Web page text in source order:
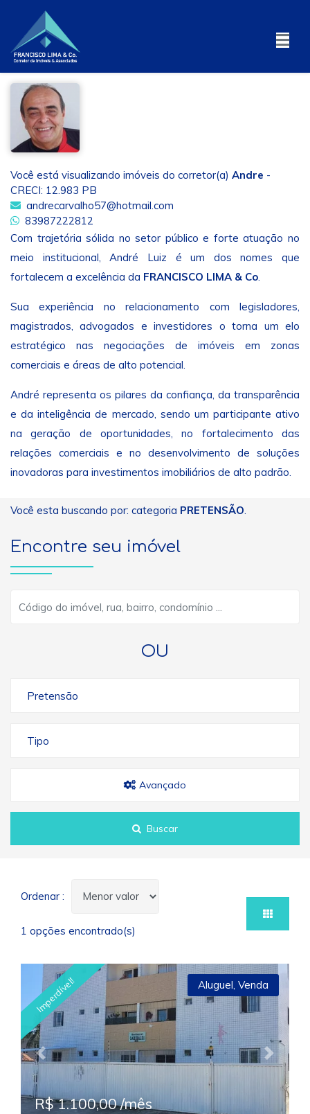
Você está visualizando imóveis do corretor(a) Andre -
CRECI: 12.983 PB
andrecarvalho57@hotmail.com
83987222812
Com trajetória sólida no setor público e forte atuação no
meio institucional, André Luiz é um dos nomes que
fortalecem a excelência da FRANCISCO LIMA & Co.
Sua experiência no relacionamento com legisladores,
magistrados, advogados e investidores o torna um elo
estratégico nas negociações de imóveis em zonas
comerciais e áreas de alto potencial.
André representa os pilares da confiança, da transparência
e da inteligência de mercado, sendo um participante ativo
na geração de oportunidades, no fortalecimento das
relações comerciais e no desenvolvimento de soluções
inovadoras para investimentos imobiliários de alto padrão.
Você esta buscando por: categoria PRETENSÃO
Encontre seu imóvel
OU
Pretensão
Tipo
Avançado
Buscar
Ordenar :
1 opções encontrado(s)
Previous Next
Imperdível! Aluguel, Venda
R$ 1.100,00 /mês